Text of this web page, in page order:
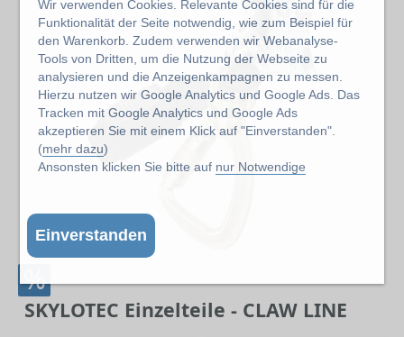
Wir verwenden Cookies. Relevante Cookies sind für die
Funktionalität der Seite notwendig, wie zum Beispiel für
den Warenkorb. Zudem verwenden wir Webanalyse-
Tools von Dritten, um die Nutzung der Webseite zu
analysieren und die Anzeigenkampagnen zu messen.
Hierzu nutzen wir Google Analytics und Google Ads. Das
Tracken mit Google Analytics und Google Ads
akzeptieren Sie mit einem Klick auf "Einverstanden".
(mehr dazu)
Ansonsten klicken Sie bitte auf nur Notwendige
Einverstanden
Previous
%
SKYLOTEC Einzelteile - CLAW LINE